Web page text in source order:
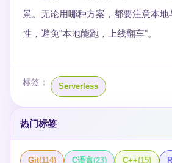
景。无论用哪种方案，都要注意本
性，避免"本地能跑，上线翻车"。
标签： Serverless
热门标签
Git(114) C语言(23) C++(15)